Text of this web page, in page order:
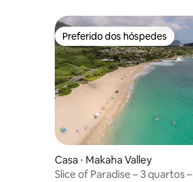
churrasqueira
Preferido dos hóspedes
Preferido dos hóspedes
Casa ⋅ Makaha Valley
Slice of Paradise – 3 quartos –